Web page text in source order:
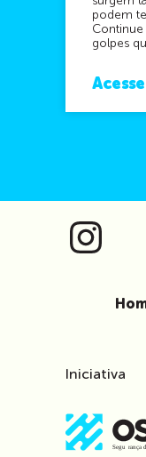
podem
Continue
golpes
Iniciativa